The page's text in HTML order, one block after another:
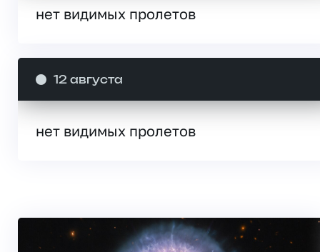
нет видимых пролетов
12 августа
нет видимых пролетов